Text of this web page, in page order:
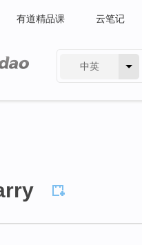
有道精品课 云笔记
中英